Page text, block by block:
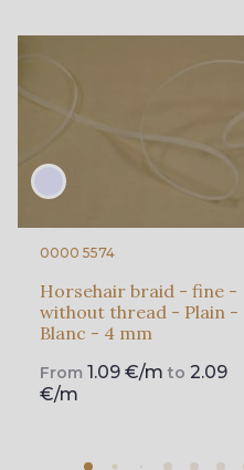
0000 5574
Horsehair braid - fine -
without thread - Plain -
Blanc - 4 mm
From 1.09 €/m to 2.09
€/m